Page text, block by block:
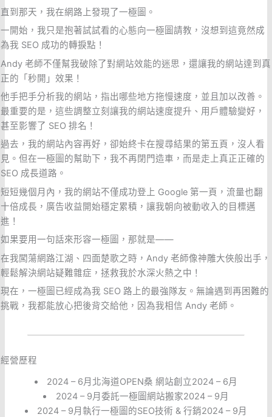
直到那天，我在網路上發現了一極圖。
一開始，我只是抱著試試看的心態向一極圖請教，沒想到這竟然成
為我 SEO 成功的轉捩點！
Andy 老師不僅幫我破除了對網站效能的迷思，還讓我的網站達到真
正的「秒開」效果！
他手把手分析我的網站，指出哪些地方拖慢速度，並且加以改善。
最重要的是，這些調整立刻讓我的網站速度提升、用戶體驗變好，
甚至影響了 SEO 排名！
過去，我的網站內容再好，卻始終卡在搜尋結果的第五頁，沒人看
見。但在一極圖的幫助下，我不再閉門造車，而是走上真正正確的
SEO 成長道路。
短短幾個月內，我的網站不僅成功登上 Google 第一頁，流量也翻
十倍成長，廣告收益開始穩定累積，讓我朝向被動收入的目標邁
進！
如果要用一句話來形容一極圖，那就是——
在我闖蕩網路江湖、四面楚歌之時，Andy 老師像神雕大俠般出手，
輕鬆解決網站疑難雜症，拯救我於水深火熱之中！
現在，一極圖已經成為我 SEO 路上的最強隊友。無論遇到再困難的
挑戰，我都能放心把後背交給他，因為我相信 Andy 老師。
經營歷程
2024 – 6月北海道OPEN桑 網站創立2024 – 6月
2024 – 9月委託一極圖網站搬家2024 – 9月
2024 – 9月執行一極圖的SEO技術 & 行銷2024 – 9月